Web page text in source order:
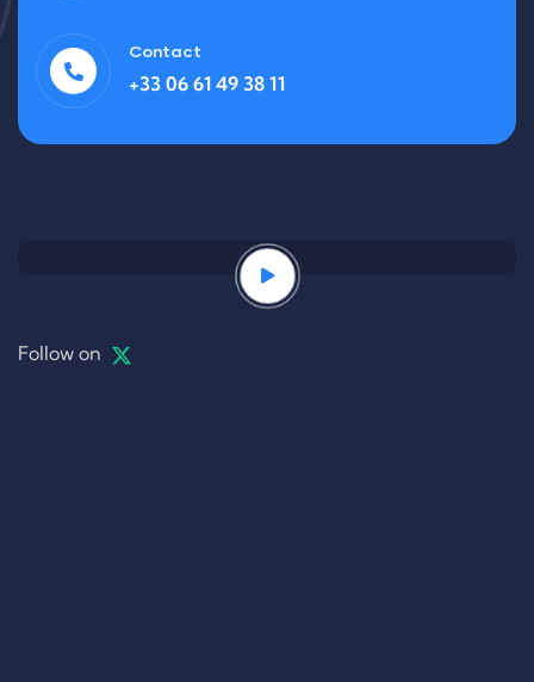
Contact
+33 06 61 49 38 11
Follow on